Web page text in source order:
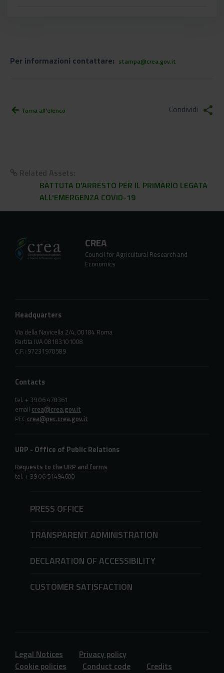
Per informazioni contattare: stampa@crea.gov.it
arrow_back Torna all'elenco Condividi share
Related Assets:
BATTUTA D’ARRESTO PER IL PRIMARIO LEGATA
ALL'EMERGENZA COVID-19
CREA
Council for Agricultural Research and
Economics
Headquarters
Via della Navicella 2/4, 00184 Roma
Partita IVA 08183101008
C.F.: 97231970589
Contacts
tel. + 39 06 478361
email crea@crea.gov.it
PEC crea@pec.crea.gov.it
URP - Office of Public Relations
Requests to the URP and forms
tel. + 39 06 51494600
PRESS OFFICE
TRANSPARENT ADMINISTRATION
DECLARATION OF ACCESSIBILITY
CUSTOMER SATISFACTION
Legal Notices
Privacy policy
Cookie policies
Conduct code
Credits